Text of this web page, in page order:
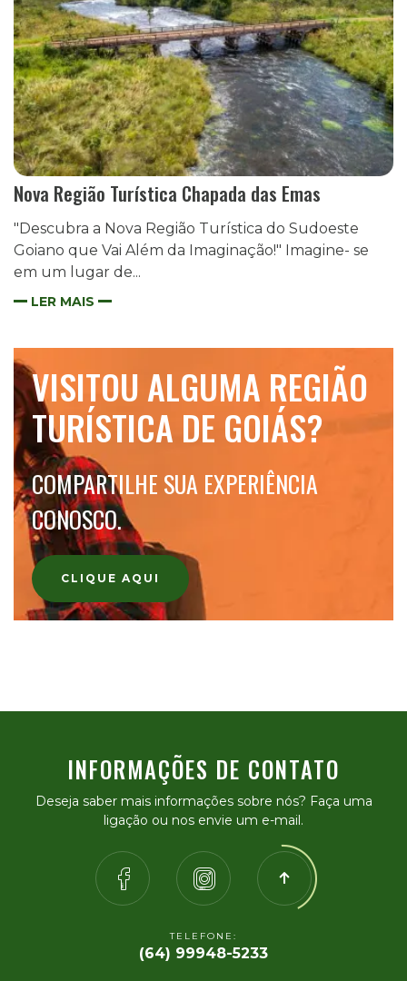
Nova Região Turística Chapada das Emas
"Descubra a Nova Região Turística do Sudoeste
Goiano que Vai Além da Imaginação!" Imagine- se
em um lugar de...
LER MAIS
VISITOU ALGUMA REGIÃO
TURÍSTICA DE GOIÁS?
COMPARTILHE SUA EXPERIÊNCIA
CONOSCO.
CLIQUE AQUI
INFORMAÇÕES DE CONTATO
Deseja saber mais informações sobre nós? Faça uma
ligação ou nos envie um e-mail.
TELEFONE:
(64) 99948-5233